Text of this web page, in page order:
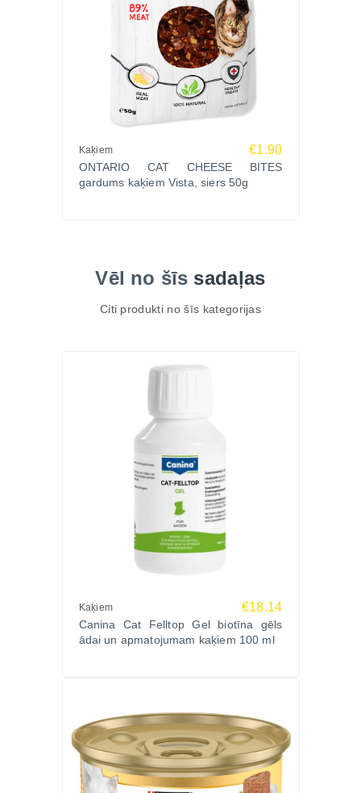
Kaķiem €1.90
ONTARIO CAT CHEESE BITES
gardums kaķiem Vista, siers 50g
Vēl no šīs sadaļas
Citi produkti no šīs kategorijas
Kaķiem €18.14
Canina Cat Felltop Gel biotīna gēls
ādai un apmatojumam kaķiem 100 ml